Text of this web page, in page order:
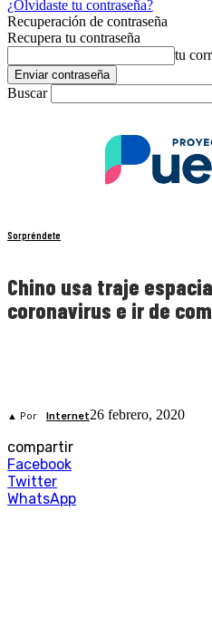
¿Olvidaste tu contraseña?
Recuperación de contraseña
Recupera tu contraseña
tu
Buscar
Sorpréndete
Chino usa traje
coronavirus e ir de
▲ Por Internet26 febrero, 2020
compartir
Facebook
Twitter
WhatsApp